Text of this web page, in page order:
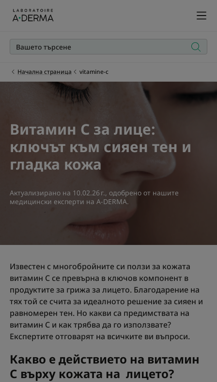
Начална страница vitamine-c
Витамин С за лице:
ключът към сияен тен и
гладка кожа
Актуализирано на 10.02.26 г., одобрено от нашите
медицински експерти на A-DERMA.
Известен с многобройните си ползи за кожата
витамин C се превърна в ключов компонент в
продуктите за грижа за лицето. Благодарение на
тях той се счита за идеалното решение за сияен и
равномерен тен. Но какви са предимствата на
витамин С и как трябва да го използвате?
Експертите отговарят на всичките ви въпроси.
Какво е действието на витамин
С върху кожата на лицето?